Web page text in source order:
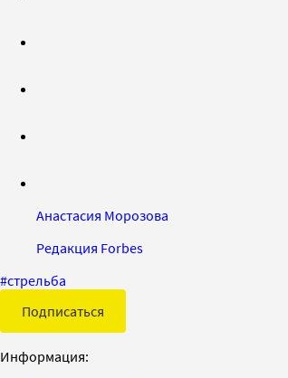
Анастасия Морозова
Редакция Forbes
#стрельба
Подписаться
Информация: